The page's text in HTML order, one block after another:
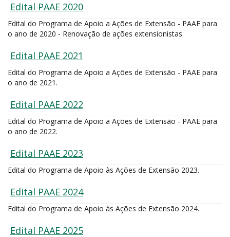
Edital PAAE 2020
Edital do Programa de Apoio a Ações de Extensão - PAAE para
o ano de 2020 - Renovação de ações extensionistas.
Edital PAAE 2021
Edital do Programa de Apoio a Ações de Extensão - PAAE para
o ano de 2021.
Edital PAAE 2022
Edital do Programa de Apoio a Ações de Extensão - PAAE para
o ano de 2022.
Edital PAAE 2023
Edital do Programa de Apoio às Ações de Extensão 2023.
Edital PAAE 2024
Edital do Programa de Apoio às Ações de Extensão 2024.
Edital PAAE 2025